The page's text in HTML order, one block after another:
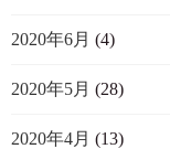
2020年6月 (4)
2020年5月 (28)
2020年4月 (13)